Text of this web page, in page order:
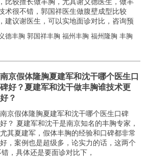
术很不错，郭国祥医生做腹壁成型比较
建议谢医生，可以实地面诊对比，咨询预
德丰胸 郭国祥丰胸 福州丰胸 福州隆胸 丰胸
南京假体隆胸夏建军和沈干哪个医生口
碑好？夏建军和沈干做丰胸谁技术更
好？
南京假体隆胸夏建军和沈干哪个医生口碑
好？ 夏建军和沈干是南京知名的丰胸专家，
尤其夏建军，假体丰胸的经验和口碑都非常
好，案例也是超级多，论实力的话，这两个
，具体还是要面诊对比下，